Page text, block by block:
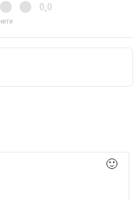
0,0
🙂